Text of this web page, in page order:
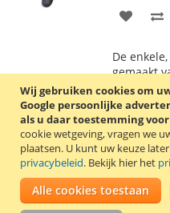
Wij gebruiken cookies om
Google persoonlijke
als u daar toestemming
cookie wetgeving, vragen we
plaatsen. U kunt uw keuze
privacybeleid. Bekijk hier het
Alle cookies toestaan
VOEG
AAN
De
gemaakt
verder
440611
€ 9,60
Incl. 21%